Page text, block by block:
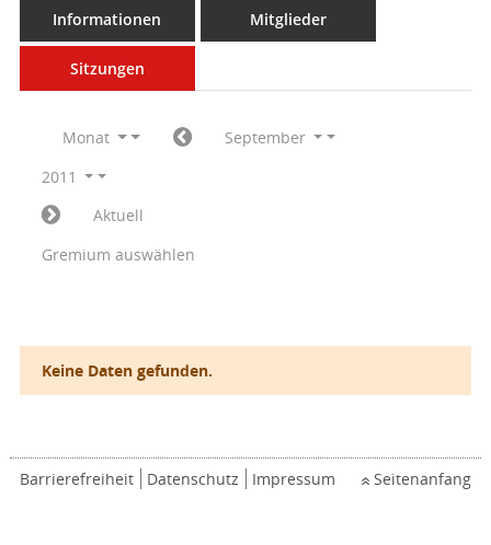
Informationen Mitglieder
Sitzungen
Monat
September
2011
Aktuell
Gremium auswählen
Keine Daten gefunden.
Barrierefreiheit Datenschutz Impressum Seitenanfang